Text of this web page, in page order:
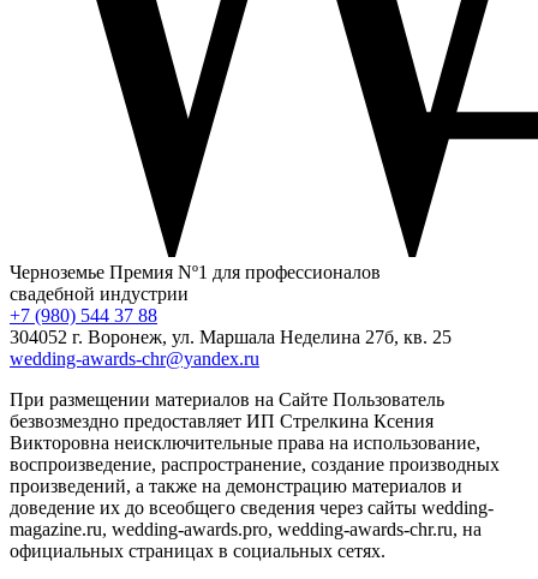
Черноземье Премия Nº1 для профессионалов
свадебной индустрии
+7 (980) 544 37 88
304052 г. Воронеж, ул. Маршала Неделина 27б, кв. 25
wedding-awards-chr@yandex.ru
При размещении материалов на Сайте Пользователь
безвозмездно предоставляет ИП Стрелкина Ксения
Викторовна неисключительные права на использование,
воспроизведение, распространение, создание производных
произведений, а также на демонстрацию материалов и
доведение их до всеобщего сведения через сайты wedding-
magazine.ru, wedding-awards.pro, wedding-awards-chr.ru, на
официальных страницах в социальных сетях.